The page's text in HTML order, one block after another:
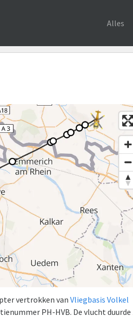
Alles
vertrokken vanVliegbasis Volkel
PH-HVB. De vlucht duurde